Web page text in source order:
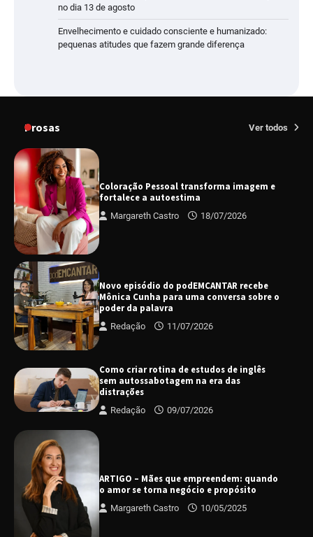
no dia 13 de agosto
Envelhecimento e cuidado consciente e humanizado:
pequenas atitudes que fazem grande diferença
Prosas Ver todos
Coloração Pessoal transforma imagem e
fortalece a autoestima
Margareth Castro 18/07/2026
Novo episódio do podEMCANTAR recebe
Mônica Cunha para uma conversa sobre o
poder da palavra
Redação 11/07/2026
Como criar rotina de estudos de inglês
sem autossabotagem na era das
distrações
Redação 09/07/2026
ARTIGO – Mães que empreendem: quando
o amor se torna negócio e propósito
Margareth Castro 10/05/2025